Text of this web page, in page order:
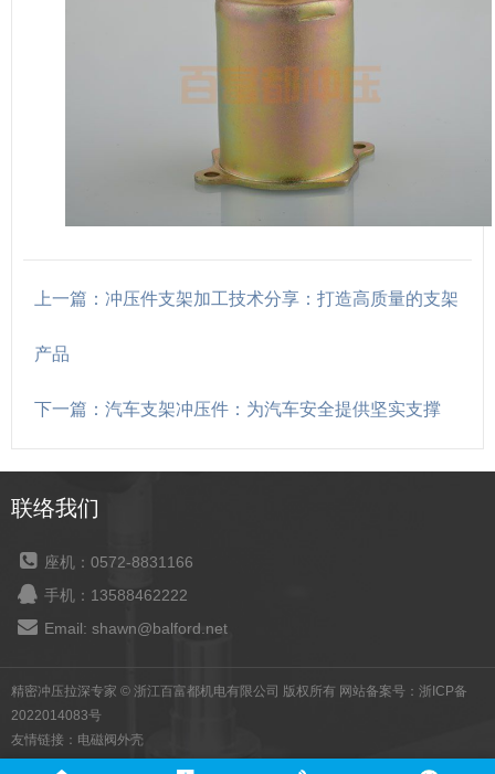
上一篇：冲压件支架加工技术分享：打造高质量的支架
产品
下一篇：汽车支架冲压件：为汽车安全提供坚实支撑
联络我们
座机：0572-8831166
手机：13588462222
Email: shawn@balford.net
精密冲压拉深专家 © 浙江百富都机电有限公司 版权所有 网站备案号： 浙ICP备
2022014083号
友情链接： 电磁阀外壳